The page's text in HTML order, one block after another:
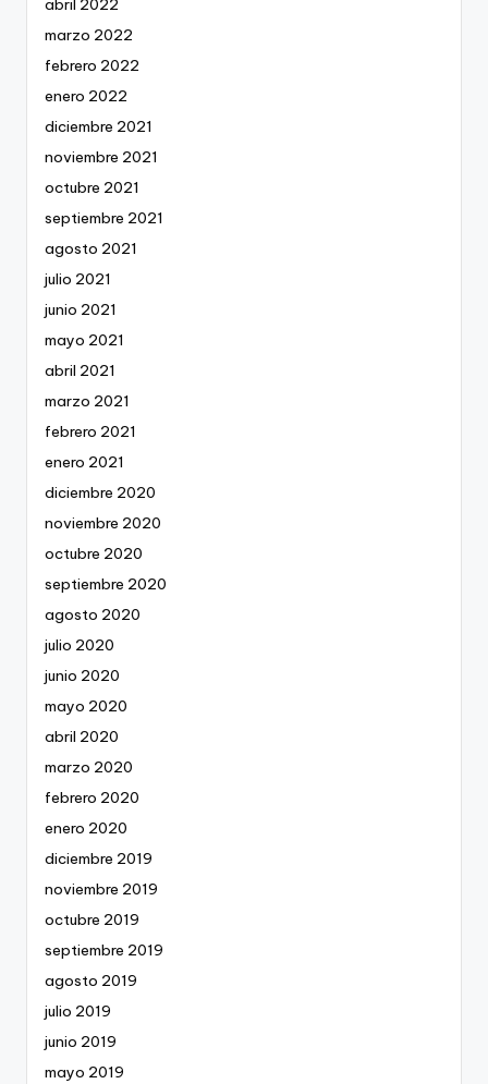
abril 2022
marzo 2022
febrero 2022
enero 2022
diciembre 2021
noviembre 2021
octubre 2021
septiembre 2021
agosto 2021
julio 2021
junio 2021
mayo 2021
abril 2021
marzo 2021
febrero 2021
enero 2021
diciembre 2020
noviembre 2020
octubre 2020
septiembre 2020
agosto 2020
julio 2020
junio 2020
mayo 2020
abril 2020
marzo 2020
febrero 2020
enero 2020
diciembre 2019
noviembre 2019
octubre 2019
septiembre 2019
agosto 2019
julio 2019
junio 2019
mayo 2019